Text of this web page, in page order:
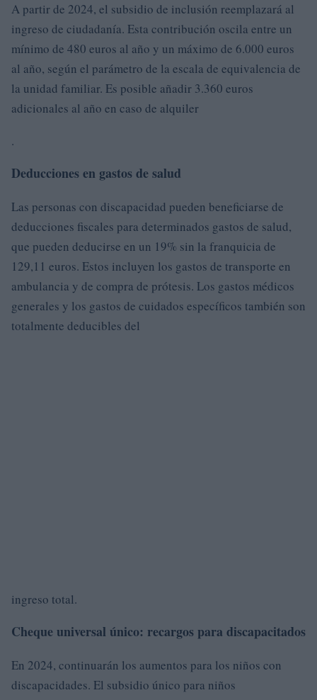
A partir de 2024, el subsidio de inclusión reemplazará al
ingreso de ciudadanía. Esta contribución oscila entre un
mínimo de 480 euros al año y un máximo de 6.000 euros
al año, según el parámetro de la escala de equivalencia de
la unidad familiar. Es posible añadir 3.360 euros
adicionales al año en caso de alquiler
.
Deducciones en gastos de salud
Las personas con discapacidad pueden beneficiarse de
deducciones fiscales para determinados gastos de salud,
que pueden deducirse en un 19% sin la franquicia de
129,11 euros. Estos incluyen los gastos de transporte en
ambulancia y de compra de prótesis. Los gastos médicos
generales y los gastos de cuidados específicos también son
totalmente deducibles del
ingreso total.
Cheque universal único: recargos para discapacitados
En 2024, continuarán los aumentos para los niños con
discapacidades. El subsidio único para niños